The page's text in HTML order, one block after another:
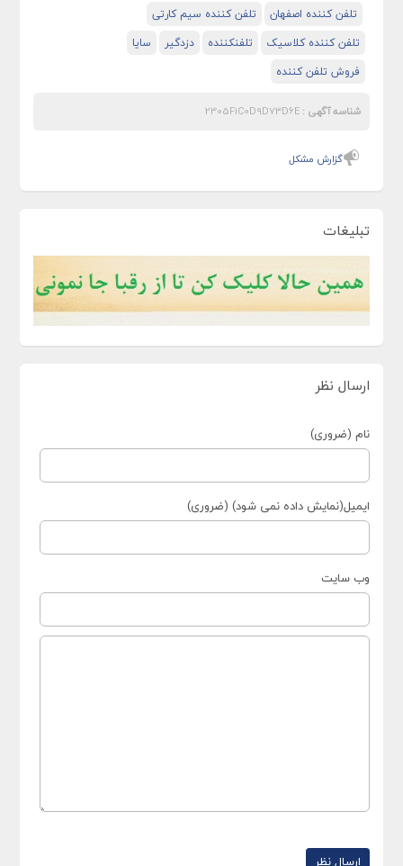
تلفن کننده اصفهان
تلفن کننده سیم کارتی
تلفن کننده کلاسیک
تلفنکننده دزدگیر
سایا
فروش تلفن کننده
شناسه آگهی : 2305F1C0D9D73D6E
گزارش مشکل
تبلیغات
ارسال نظر
نام (ضروری)
ایمیل(نمایش داده نمی شود) (ضروری)
وب سایت